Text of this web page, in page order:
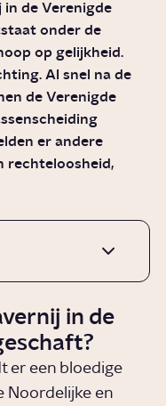
in de Verenigde
onder de
op gelijkheid.
Al snel na de
de Verenigde
er andere
rechteloosheid,
in de
er een bloedige
Noordelijke en